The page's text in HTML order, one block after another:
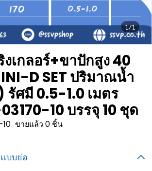
1/1
เกลอร์+ขาปักสูง 40
D SET ปริมาณน้ำ
รัศมี 0.5-1.0 เมตร
10 บรรจุ 10 ชุด
10 ขายแล้ว 0 ชิ้น
บบย่อ